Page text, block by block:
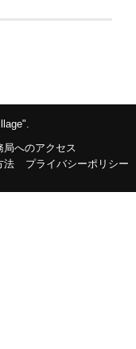
局へのアクセス
法 プライバシーポリシー